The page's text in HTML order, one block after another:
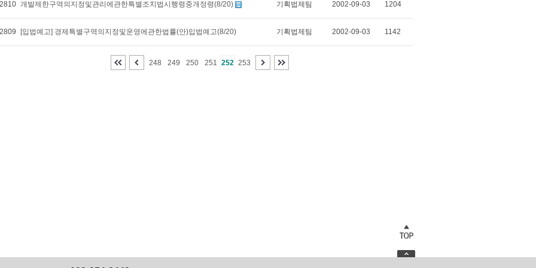
개발제한구역의지정및관리에관한특별조치법시행령중개정령(8/20) 기획법제팀 2002-09-03 1204
[입법예고] 경제특별구역의지정및운영에관한법률(안)입법예고(8/20) 기획법제팀 2002-09-03 1142
248 249 250 251 252 253